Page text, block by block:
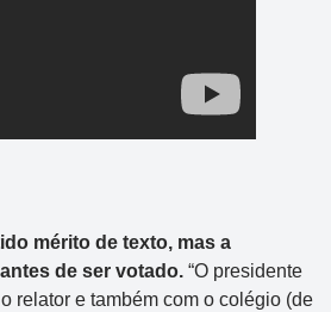
mérito de texto, mas a
de ser votado. “O presidente
relator e também com o colégio (de